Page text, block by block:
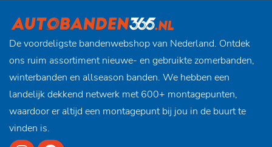
De voordeligste bandenwebshop van Nederland. Ontdek
ons ruim assortiment nieuwe- en gebruikte zomerbanden,
winterbanden en allseason banden. We hebben een
landelijk dekkend netwerk met 600+ montagepunten,
waardoor er altijd een montagepunt bij jou in de buurt te
vinden is.